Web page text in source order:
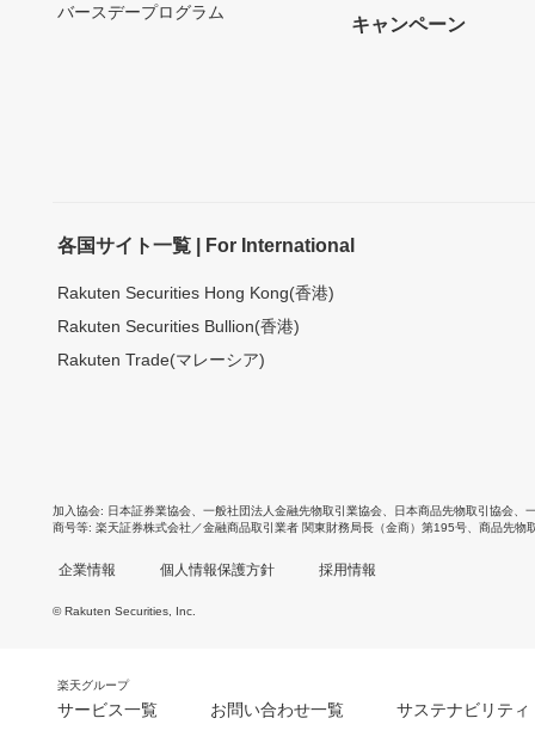
バースデープログラム
キャンペーン
各国サイト一覧 | For International
Rakuten Securities Hong Kong(香港)
Rakuten Securities Bullion(香港)
Rakuten Trade(マレーシア)
加入協会 日本証券業協会 一般社団法人金融先物取引業協会 日本商品先物取引協会
商号等 楽天証券株式会社／金融商品取引業者 関東財務局長（金商）第195号、商品先物
企業情報 個人情報保護方針 採用情報
© Rakuten Securities, Inc.
楽天グループ
サービス一覧 お問い合わせ一覧 サステナビリティ